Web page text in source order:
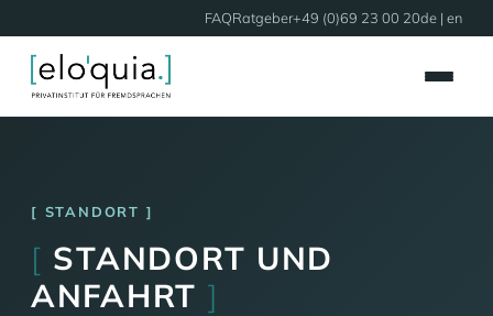
FAQRatgeber+49 (0)69 23 00 20de | en
STANDORT
[ STANDORT UND
ANFAHRT ]